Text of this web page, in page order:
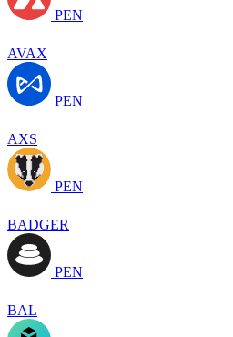
PEN
AVAX
PEN
AXS
PEN
BADGER
PEN
BAL